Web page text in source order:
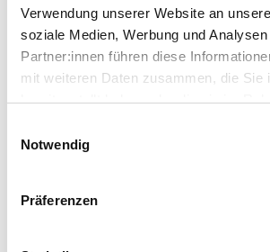
Verwendung unserer Website an
soziale Medien, Werbung und
Partner:innen führen diese
mit weiteren Daten zusammen, die Sie
bereitgestellt haben oder die sie im
Notwendig
Präferenzen
Wir prüfen die
Möglichkeit einer Lebendspende.
und frühe Nachsorge erfolgen im
Transplantationszentrum, die